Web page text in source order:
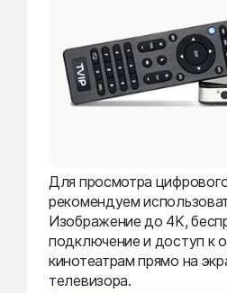
Для просмотра
рекомендуем
Изображение до 4K,
подключение и доступ к
кинотеатрам прямо на
телевизора.